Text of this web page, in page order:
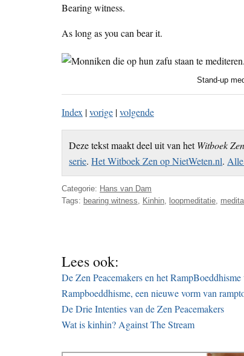
Bearing witness.
As long as you can bear it.
Stand-up
Index |vorige |volgende
Deze tekst maakt deel uit van hetWitboek Zen
serie.Het Witboek Zen op NietWeten.nl.
Categorie: Hans van Dam
Tags: bearing witness Kinhin loopmeditatie
Lees ook:
De Zen Peacemakers en het
Rampboeddhisme, een nieuwe vorm van
De Drie Intenties van de Zen Peacemakers
Wat is kinhin? Against The Stream